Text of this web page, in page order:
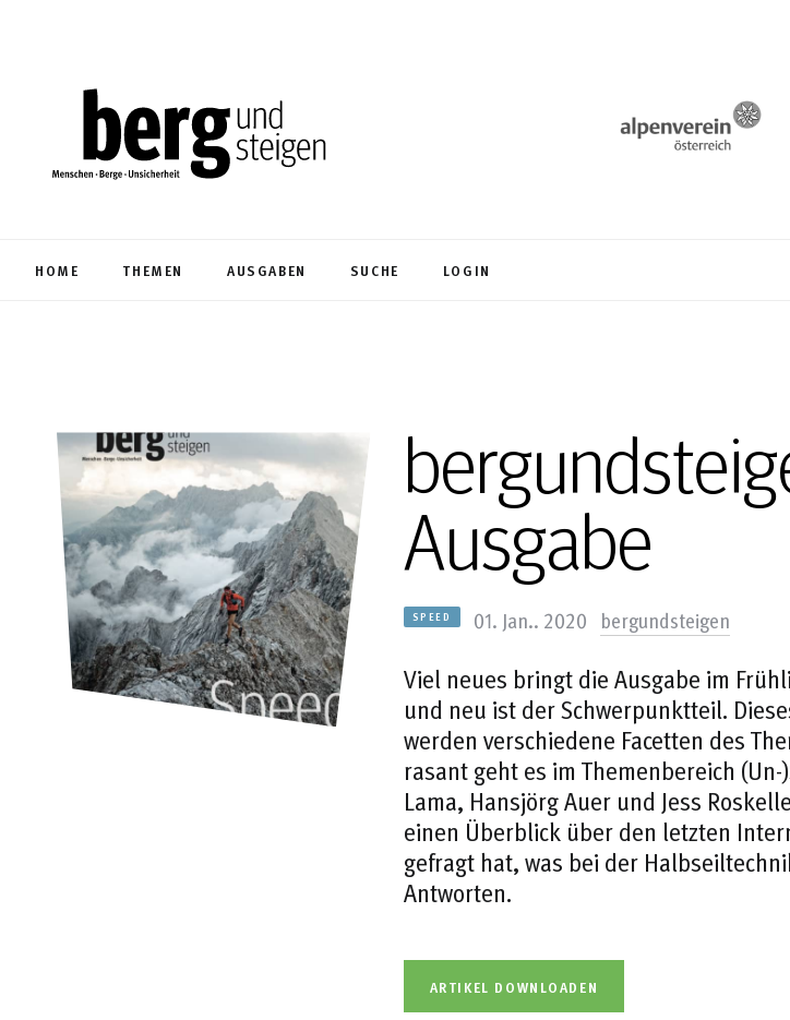
HOME THEMEN AUSGABEN SUCHE LOGIN
Ausgabe
SPEED 01. Jan.. 2020 bergundsteigen
Viel neues bringt die Ausgabe im
und neu ist der Schwerpunktteil.
werden verschiedene Facetten des
rasant geht es im Themenbereich
Lama, Hansjörg Auer und Jess
einen Überblick über den letzten
gefragt hat, was bei der
Antworten.
ARTIKEL DOWNLOADEN